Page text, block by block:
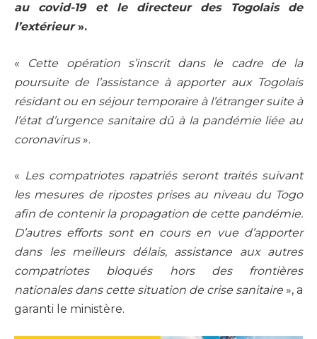
au covid-19 et le directeur des Togolais de
l’extérieur».
« Cette opération s’inscrit dans le cadre de la
poursuite de l’assistance à apporter aux Togolais
résidant ou en séjour temporaire à l’étranger suite à
l’état d’urgence sanitaire dû à la pandémie liée au
coronavirus».
« Les compatriotes rapatriés seront traités suivant
les mesures de ripostes prises au niveau du Togo
afin de contenir la propagation de cette pandémie.
D’autres efforts sont en cours en vue d’apporter
dans les meilleurs délais, assistance aux autres
compatriotes bloqués hors des frontières
nationales dans cette situation de crise sanitaire », a
garanti le ministère.